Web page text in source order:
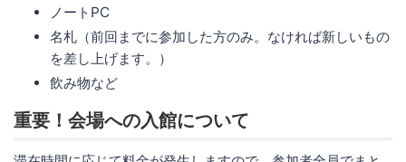
ノートPC
名札（前回までに参加した方のみ。なければ新しいもの
を差し上げます。）
飲み物など
重要！会場への入館について